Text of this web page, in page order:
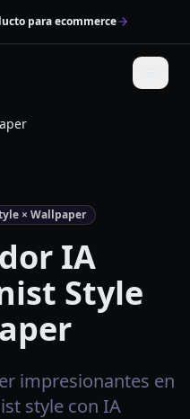
para ecommerce
× Wallpaper
IA
Style
impresionantes en
style con IA